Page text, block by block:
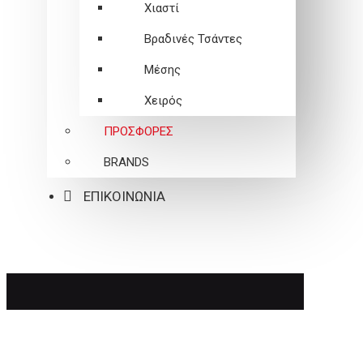
Χιαστί
Βραδινές Τσάντες
Μέσης
Χειρός
ΠΡΟΣΦΟΡΕΣ
BRANDS
ΕΠΙΚΟΙΝΩΝΙΑ